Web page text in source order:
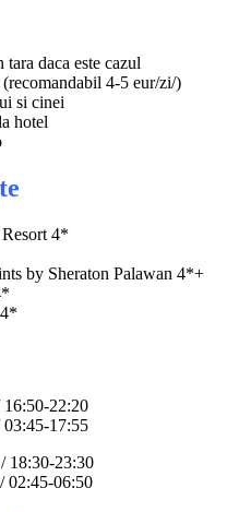
daca este cazul
4-5 eur/zi/)
si cinei
hotel
4*
by Sheraton Palawan 4*+
22:20
17:55
18:30-23:30
02:45-06:50